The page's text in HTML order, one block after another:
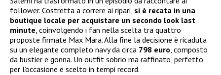
follower. Costretta a correre ai ripari, si è recata in una
boutique locale per acquistare un secondo look last
minute, coinvolgendo i fan nella scelta tra quattro
proposte firmate Max Mara. Alla fine la decisione è ricaduta
su un elegante completo navy da circa 798 euro, composto
da bustier e gonna. Un outfit sobrio ma raffinato, perfetto
per l’occasione e scelto in tempi record.